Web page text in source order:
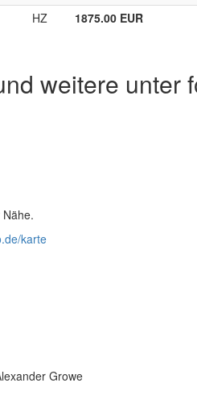
HZ 1875.00 EUR
weitere unter
karte
Growe